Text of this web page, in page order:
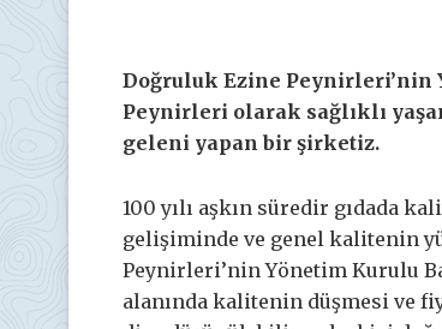
Doğruluk Ezine Peynirleri’nin
Peynirleri olarak sağlıklı
geleni yapan bir şirketiz.
100 yılı aşkın süredir gıdada
gelişiminde ve genel kalitenin
Peynirleri’nin Yönetim Kurulu
alanında kalitenin düşmesi ve